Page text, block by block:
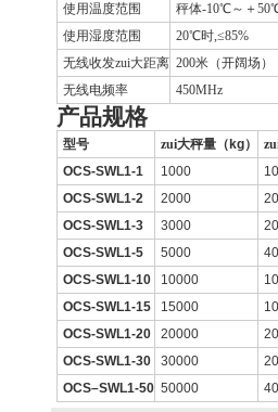
使用温度范围
秤体-10℃～＋
使用湿度范围
20℃时,≤85%
无线收发zui大距离 200米 （开阔场）
无线电频率
450MHz
产品规格
型号 zui大秤量（ kg）
OCS-SWL1-1
1000
10
OCS-SWL1-2
2000
20
OCS-SWL1-3
3000
20
OCS-SWL1-5
5000
40
OCS-SWL1-10
10000
OCS-SWL1-15
15000
OCS-SWL1-20
20000
OCS-SWL1-30
30000
OCS–SWL1-50 50000